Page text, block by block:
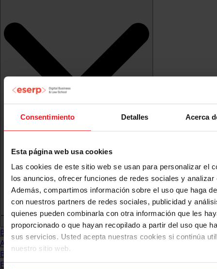
Consentimiento Detalles Acerca
Esta página web usa cookies
Las cookies de este sitio web se usan para personalizar el
los anuncios, ofrecer funciones de redes sociales y analizar
Además, compartimos información sobre el uso que haga
con nuestros partners de redes sociales, publicidad y
quienes pueden combinarla con otra información que les
proporcionado o que hayan recopilado a partir del uso que
sus servicios. Usted acepta nuestras cookies si continúa
nuestro sitio web.
Blog
Abogacia
Business
Empleo & Emprendimiento